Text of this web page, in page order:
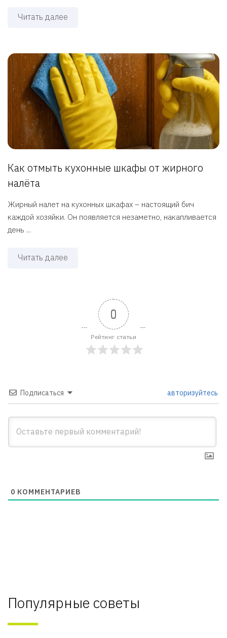
Читать далее
Как отмыть кухонные шкафы от жирного
налёта
Жирный налет на кухонных шкафах – настоящий бич
каждой хозяйки. Он появляется незаметно, накапливается
день ...
Читать далее
0
Рейтинг статьи
Подписаться авторизуйтесь
0 КОММЕНТАРИЕВ
Популярные советы